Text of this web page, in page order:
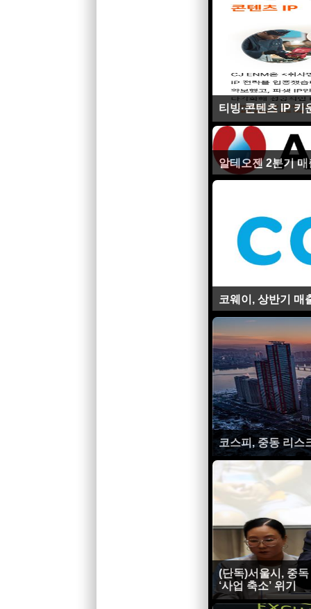
티빙·콘텐츠 IP
알테오젠 2분기
코웨이, 상반기 매
코스피, 중동 리스
(단독)서울시, 중
‘사업 축소’ 위기